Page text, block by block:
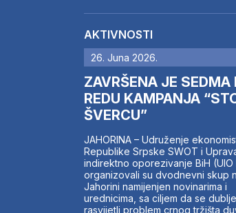
AKTIVNOSTI
26. Juna 2026.
ZAVRŠENA JE SEDMA
REDU KAMPANJA
ŠVERCU”
JAHORINA – Udruženje
Republike Srpske SWOT i
indirektno oporezivanje BiH (UIO
organizovali su dvodnevni skup
Jahorini namijenjen novinarima i
urednicima, sa ciljem da se dublje
rasvijetli problem crnog tržišta